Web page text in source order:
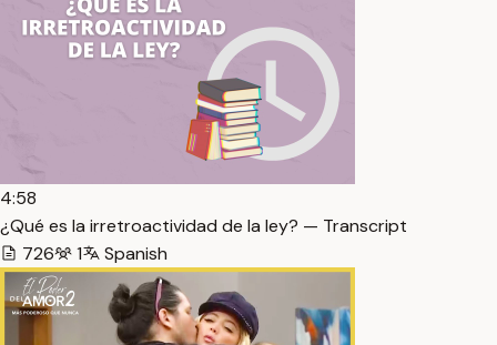
4:58
¿Qué es la irretroactividad de la ley? — Transcript
726
1 Spanish